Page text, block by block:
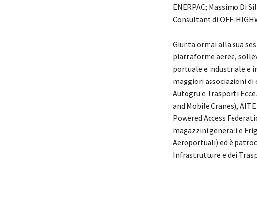
ENERPAC; Massimo Di
Consultant di OFF-
Giunta ormai alla sua
piattaforme aeree,
portuale e industriale e
maggiori associazioni di
Autogru e Trasporti
and Mobile Cranes),
Powered Access
magazzini generali e
Aeroportuali) ed è
Infrastrutture e dei